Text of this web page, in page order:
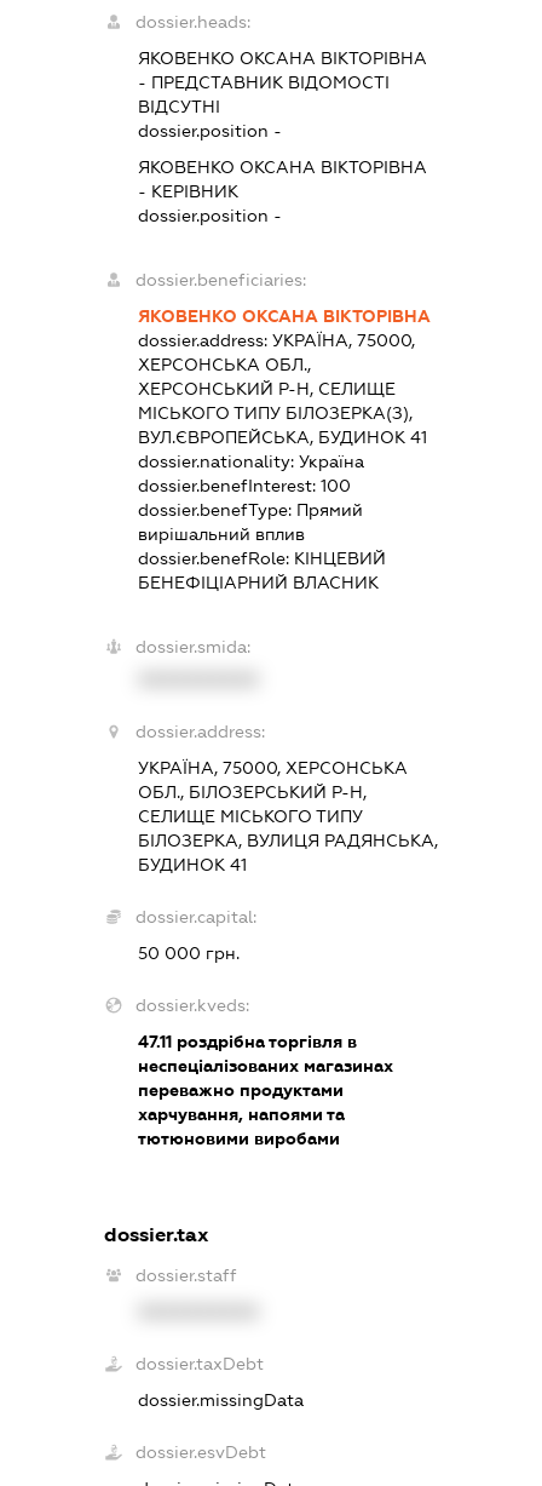
dossier.heads:
ЯКОВЕНКО ОКСАНА ВІКТОРІВНА
- ПРЕДСТАВНИК ВІДОМОСТІ
ВІДСУТНІ
dossier.position -
ЯКОВЕНКО ОКСАНА ВІКТОРІВНА
- КЕРІВНИК
dossier.position -
dossier.beneficiaries:
ЯКОВЕНКО ОКСАНА ВІКТОРІВНА
dossier.address: УКРАЇНА, 75000,
ХЕРСОНСЬКА ОБЛ.,
ХЕРСОНСЬКИЙ Р-Н, СЕЛИЩЕ
МІСЬКОГО ТИПУ БІЛОЗЕРКА(З),
ВУЛ.ЄВРОПЕЙСЬКА, БУДИНОК 41
dossier.nationality: Україна
dossier.benefInterest: 100
dossier.benefType: Прямий
вирішальний вплив
dossier.benefRole: КІНЦЕВИЙ
БЕНЕФІЦІАРНИЙ ВЛАСНИК
dossier.smida:
dossier.address:
УКРАЇНА, 75000, ХЕРСОНСЬКА
ОБЛ., БІЛОЗЕРСЬКИЙ Р-Н,
СЕЛИЩЕ МІСЬКОГО ТИПУ
БІЛОЗЕРКА, ВУЛИЦЯ РАДЯНСЬКА,
БУДИНОК 41
dossier.capital:
50 000 грн.
dossier.kveds:
47.11роздрібна торгівля в
неспеціалізованих магазинах
переважно продуктами
харчування, напоями та
тютюновими виробами
dossier.tax
dossier.staff
dossier.taxDebt
dossier.missingData
dossier.esvDebt